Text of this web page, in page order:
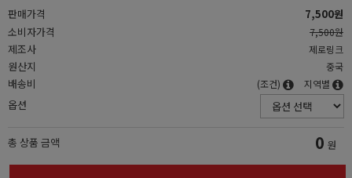
판매가격
7,500원
소비자가격
7,500원
제조사 제로링크
원산지 중국
배송비 (조건) 지역별
옵션
총 상품 금액 0 원